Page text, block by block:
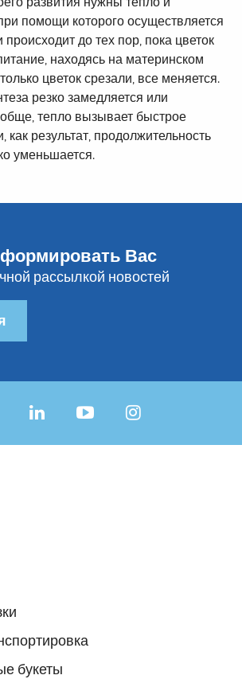
помощи которого осуществляется
происходит до тех пор, пока цветок
находясь на материнском
цветок срезали, все меняется.
резко замедляется или
тепло вызывает быстрое
как результат, продолжительность
уменьшается.
Вас
рассылкой новостей
букеты